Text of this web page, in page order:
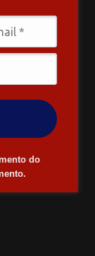
do